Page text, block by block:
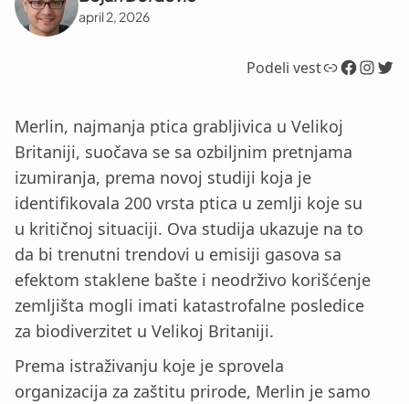
april 2, 2026
Podeli vestLink Facebook InstagramTwitter
Merlin, najmanja ptica grabljivica u Velikoj
Britaniji, suočava se sa ozbiljnim pretnjama
izumiranja, prema novoj studiji koja je
identifikovala 200 vrsta ptica u zemlji koje su
u kritičnoj situaciji. Ova studija ukazuje na to
da bi trenutni trendovi u emisiji gasova sa
efektom staklene bašte i neodrživo korišćenje
zemljišta mogli imati katastrofalne posledice
za biodiverzitet u Velikoj Britaniji.
Prema istraživanju koje je sprovela
organizacija za zaštitu prirode, Merlin je samo